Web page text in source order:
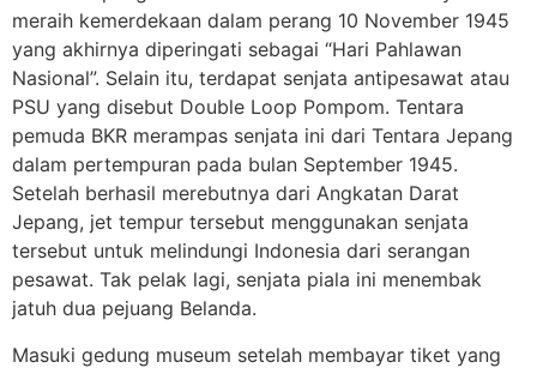
meraih kemerdekaan dalam perang 10 November 1945
yang akhirnya diperingati sebagai “Hari Pahlawan
Nasional”. Selain itu, terdapat senjata antipesawat atau
PSU yang disebut Double Loop Pompom. Tentara
pemuda BKR merampas senjata ini dari Tentara Jepang
dalam pertempuran pada bulan September 1945.
Setelah berhasil merebutnya dari Angkatan Darat
Jepang, jet tempur tersebut menggunakan senjata
tersebut untuk melindungi Indonesia dari serangan
pesawat. Tak pelak lagi, senjata piala ini menembak
jatuh dua pejuang Belanda.
Masuki gedung museum setelah membayar tiket yang